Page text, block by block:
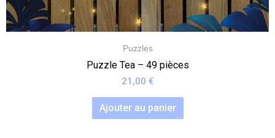
Puzzles
Puzzle Tea – 49 pièces
21,00 €
Ajouter au panier